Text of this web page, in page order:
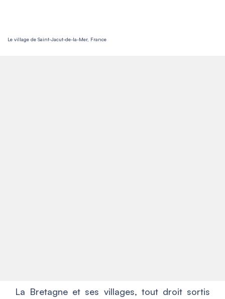
Le village de Saint-Jacut-de-la-Mer, France
La Bretagne et ses villages, tout droit sortis